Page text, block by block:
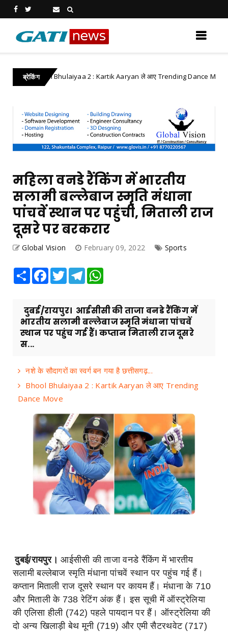
ब्रेकिंग
Bhool Bhulaiyaa 2 : Kartik Aaryan ले आए Trending Dance Move
महिला वनडे रैंकिंग में भारतीय
सलामी बल्लेबाज स्मृति मंधाना
पांचवें स्थान पर पहुंची, मिताली राज
दूसरे पर बरकरार
Global Vision February 09, 2022 Sports
Share Facebook
TwitterTelegram
दुबई/रायपुर। आईसीसी की ताजा वनडे रैंकिंग में
भारतीय सलामी बल्लेबाज स्मृति मंधाना पांचवें
स्थान पर पहुंच गई हैं। कप्तान मिताली राज दूसरे
स...
नशे के सौदागरों का स्वर्ग बन गया है छत्तीसगढ़...
Bhool Bhulaiyaa 2 : Kartik Aaryan ले आए Trending
Dance Move
दुबई/रायपुर।आईसीसी की ताजा वनडे रैंकिंग में भारतीय
सलामी बल्लेबाज स्मृति मंधाना पांचवें स्थान पर पहुंच गई हैं।
कप्तान मिताली राज दूसरे स्थान पर कायम हैं। मंधाना के 710
और मिताली के 738 रेटिंग अंक हैं। इस सूची में ऑस्ट्रेलिया
की एलिसा हीली (742) पहले पायदान पर हैं। ऑस्ट्रेलिया की
दो अन्य खिलाड़ी बेथ मूनी (719) और एमी सैटरथवेट (717)